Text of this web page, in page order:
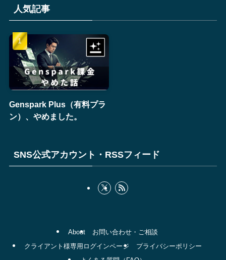
人気記事
Genspark Plus（有料プラ
ン）、やめました。
SNS公式アカウント・RSSフィード
About
お問い合わせ・ご相談
クライアント様専用ログインページ
プライバシーポリシー